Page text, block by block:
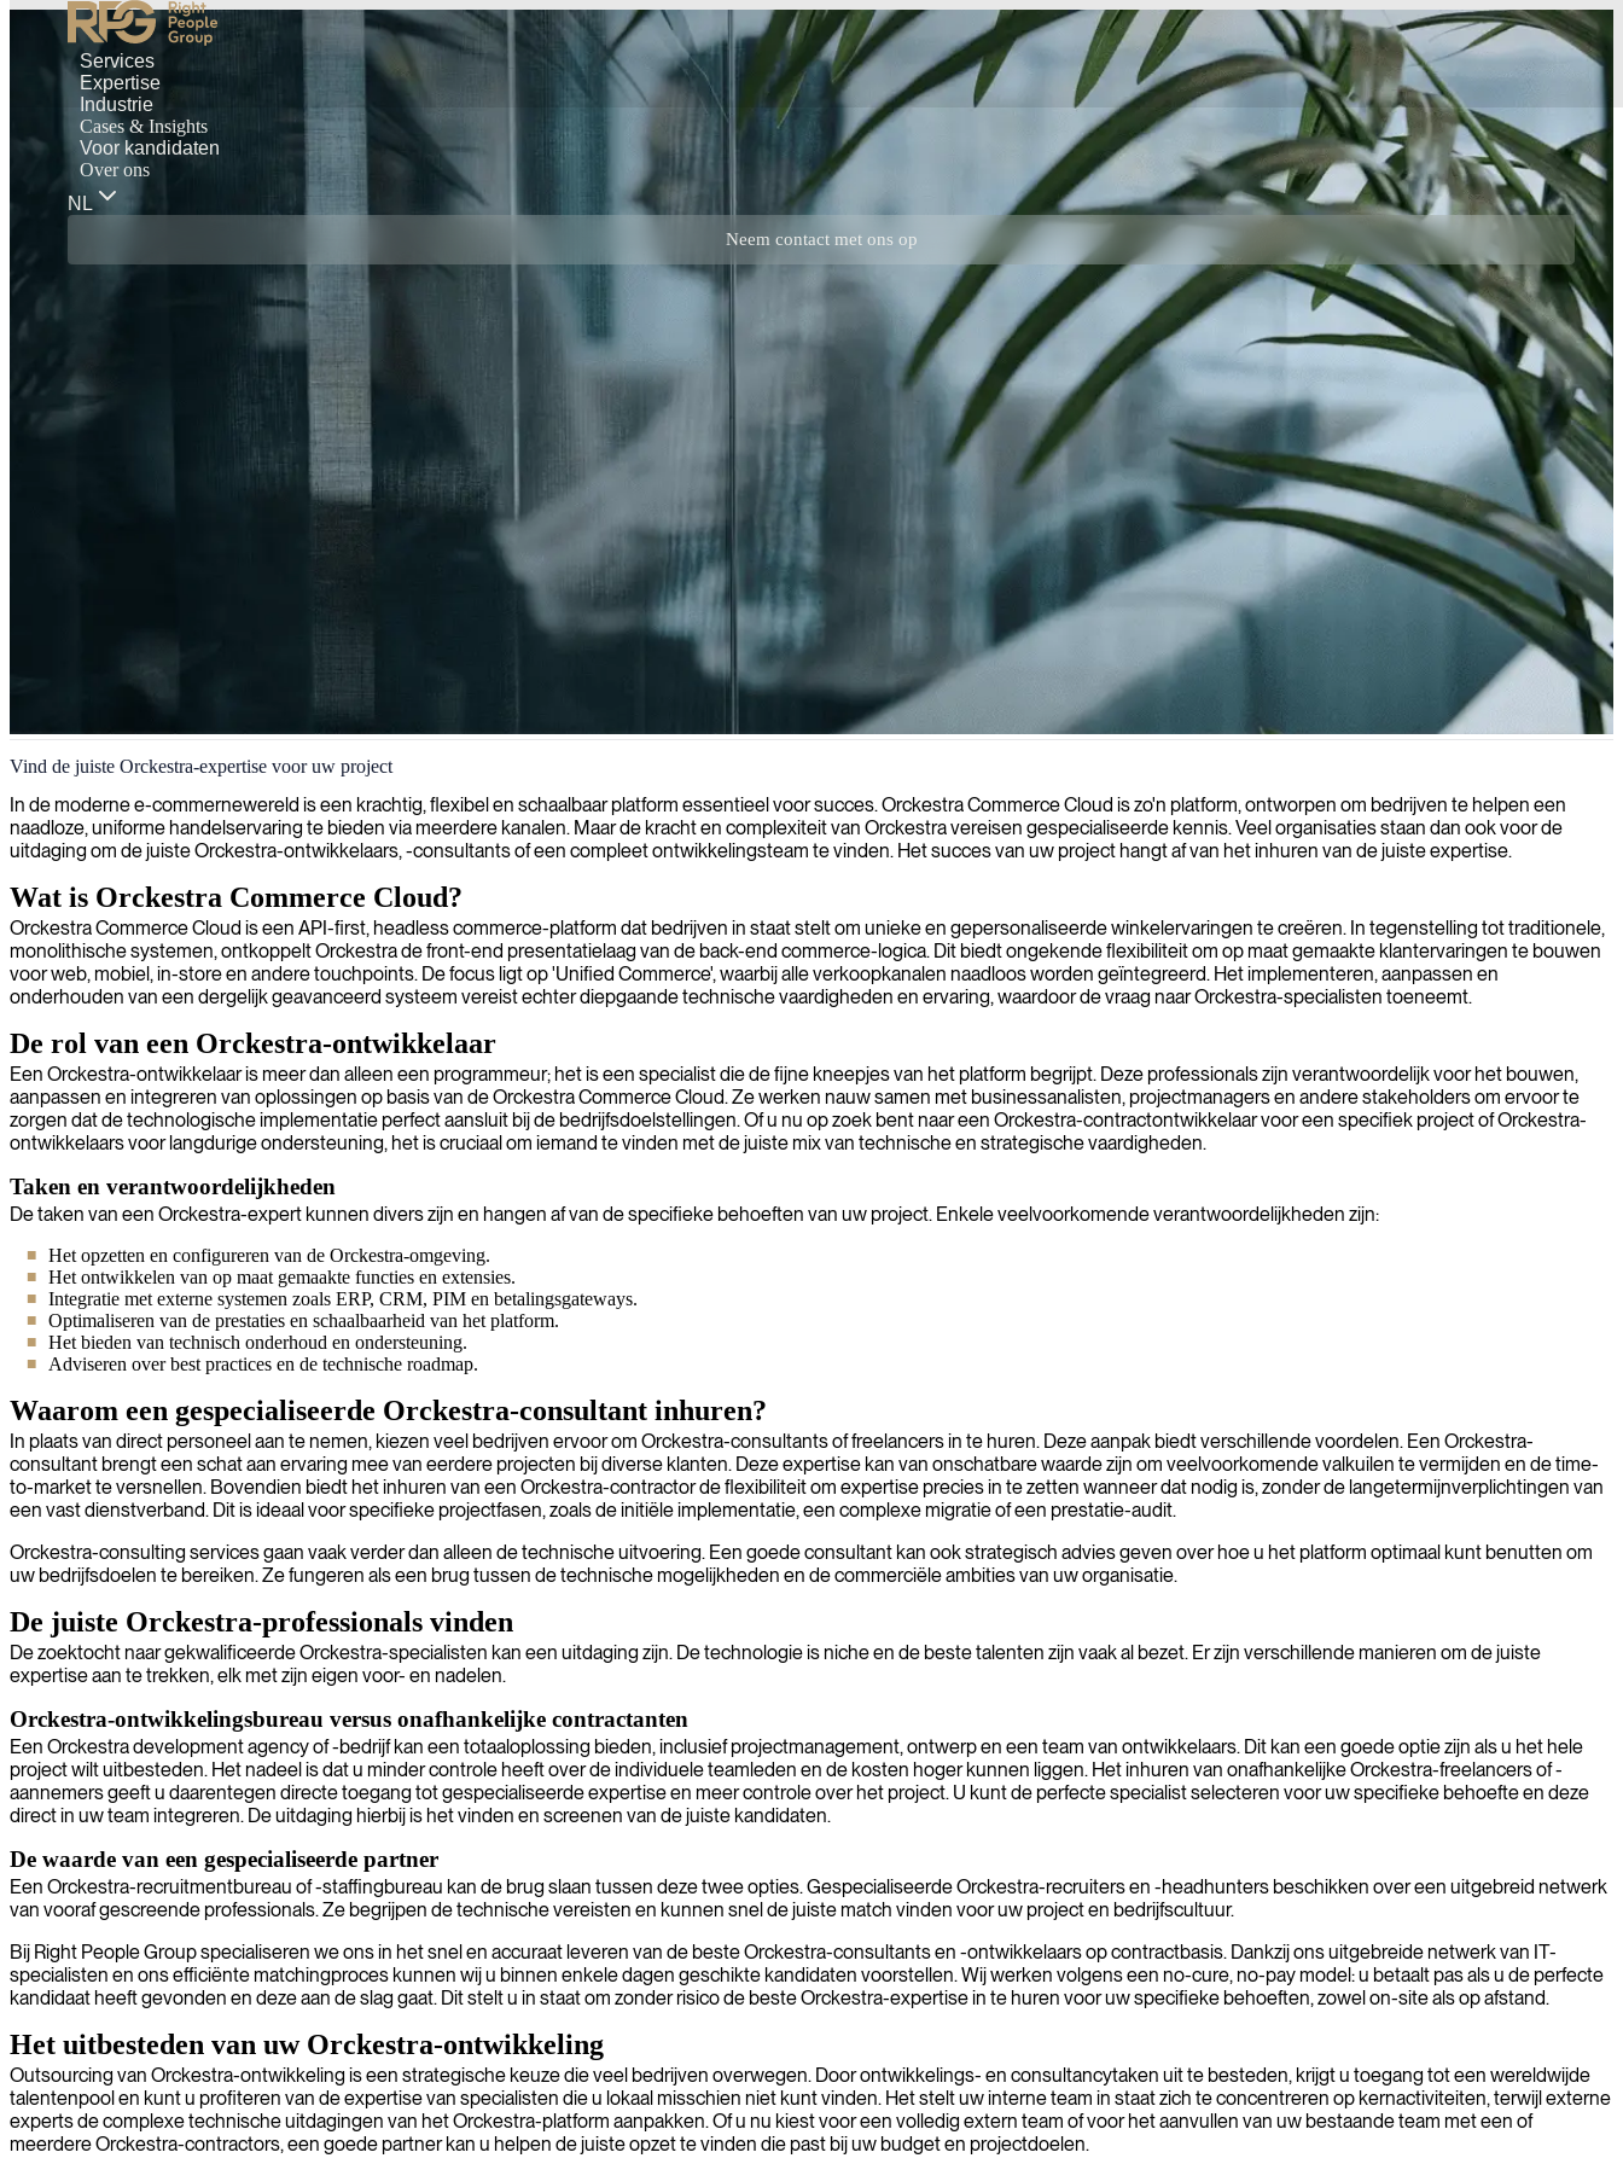
Services
Expertise
Industrie
Cases & Insights
Voor kandidaten
Over ons
NL
Neem contact met ons op
Orckestra eCommerce ontwikkeling
Wij leveren bekwame Orckestra-ontwikkelaars die uw eCommerce-platform kunnen versterken en u helpen om naadloze online winkelervaring te bieden.
Vind de juiste Orckestra-expertise voor uw project
In de moderne e-commernewereld is een krachtig, flexibel en schaalbaar platform essentieel voor succes. Orckestra Commerce Cloud is zo'n platform, ontworpen om bedrijven te helpen een
naadloze, uniforme handelservaring te bieden via meerdere kanalen. Maar de kracht en complexiteit van Orckestra vereisen gespecialiseerde kennis. Veel organisaties staan dan ook voor de
uitdaging om de juiste Orckestra-ontwikkelaars, -consultants of een compleet ontwikkelingsteam te vinden. Het succes van uw project hangt af van het inhuren van de juiste expertise.
Wat is Orckestra Commerce Cloud?
Orckestra Commerce Cloud is een API-first, headless commerce-platform dat bedrijven in staat stelt om unieke en gepersonaliseerde winkelervaringen te creëren. In tegenstelling tot traditionele,
monolithische systemen, ontkoppelt Orckestra de front-end presentatielaag van de back-end commerce-logica. Dit biedt ongekende flexibiliteit om op maat gemaakte klantervaringen te bouwen
voor web, mobiel, in-store en andere touchpoints. De focus ligt op 'Unified Commerce', waarbij alle verkoopkanalen naadloos worden geïntegreerd. Het implementeren, aanpassen en
onderhouden van een dergelijk geavanceerd systeem vereist echter diepgaande technische vaardigheden en ervaring, waardoor de vraag naar Orckestra-specialisten toeneemt.
De rol van een Orckestra-ontwikkelaar
Een Orckestra-ontwikkelaar is meer dan alleen een programmeur; het is een specialist die de fijne kneepjes van het platform begrijpt. Deze professionals zijn verantwoordelijk voor het bouwen,
aanpassen en integreren van oplossingen op basis van de Orckestra Commerce Cloud. Ze werken nauw samen met businessanalisten, projectmanagers en andere stakeholders om ervoor te
zorgen dat de technologische implementatie perfect aansluit bij de bedrijfsdoelstellingen. Of u nu op zoek bent naar een Orckestra-contractontwikkelaar voor een specifiek project of Orckestra-
ontwikkelaars voor langdurige ondersteuning, het is cruciaal om iemand te vinden met de juiste mix van technische en strategische vaardigheden.
Taken en verantwoordelijkheden
De taken van een Orckestra-expert kunnen divers zijn en hangen af van de specifieke behoeften van uw project. Enkele veelvoorkomende verantwoordelijkheden zijn:
Het opzetten en configureren van de Orckestra-omgeving.
Het ontwikkelen van op maat gemaakte functies en extensies.
Integratie met externe systemen zoals ERP, CRM, PIM en betalingsgateways.
Optimaliseren van de prestaties en schaalbaarheid van het platform.
Het bieden van technisch onderhoud en ondersteuning.
Adviseren over best practices en de technische roadmap.
Waarom een gespecialiseerde Orckestra-consultant inhuren?
In plaats van direct personeel aan te nemen, kiezen veel bedrijven ervoor om Orckestra-consultants of freelancers in te huren. Deze aanpak biedt verschillende voordelen. Een Orckestra-
consultant brengt een schat aan ervaring mee van eerdere projecten bij diverse klanten. Deze expertise kan van onschatbare waarde zijn om veelvoorkomende valkuilen te vermijden en de time-
to-market te versnellen. Bovendien biedt het inhuren van een Orckestra-contractor de flexibiliteit om expertise precies in te zetten wanneer dat nodig is, zonder de langetermijnverplichtingen van
een vast dienstverband. Dit is ideaal voor specifieke projectfasen, zoals de initiële implementatie, een complexe migratie of een prestatie-audit.
Orckestra-consulting services gaan vaak verder dan alleen de technische uitvoering. Een goede consultant kan ook strategisch advies geven over hoe u het platform optimaal kunt benutten om
uw bedrijfsdoelen te bereiken. Ze fungeren als een brug tussen de technische mogelijkheden en de commerciële ambities van uw organisatie.
De juiste Orckestra-professionals vinden
De zoektocht naar gekwalificeerde Orckestra-specialisten kan een uitdaging zijn. De technologie is niche en de beste talenten zijn vaak al bezet. Er zijn verschillende manieren om de juiste
expertise aan te trekken, elk met zijn eigen voor- en nadelen.
Orckestra-ontwikkelingsbureau versus onafhankelijke contractanten
Een Orckestra development agency of -bedrijf kan een totaaloplossing bieden, inclusief projectmanagement, ontwerp en een team van ontwikkelaars. Dit kan een goede optie zijn als u het hele
project wilt uitbesteden. Het nadeel is dat u minder controle heeft over de individuele teamleden en de kosten hoger kunnen liggen. Het inhuren van onafhankelijke Orckestra-freelancers of -
aannemers geeft u daarentegen directe toegang tot gespecialiseerde expertise en meer controle over het project. U kunt de perfecte specialist selecteren voor uw specifieke behoefte en deze
direct in uw team integreren. De uitdaging hierbij is het vinden en screenen van de juiste kandidaten.
De waarde van een gespecialiseerde partner
Een Orckestra-recruitmentbureau of -staffingbureau kan de brug slaan tussen deze twee opties. Gespecialiseerde Orckestra-recruiters en -headhunters beschikken over een uitgebreid netwerk
van vooraf gescreende professionals. Ze begrijpen de technische vereisten en kunnen snel de juiste match vinden voor uw project en bedrijfscultuur.
Bij Right People Group specialiseren we ons in het snel en accuraat leveren van de beste Orckestra-consultants en -ontwikkelaars op contractbasis. Dankzij ons uitgebreide netwerk van IT-
specialisten en ons efficiënte matchingproces kunnen wij u binnen enkele dagen geschikte kandidaten voorstellen. Wij werken volgens een no-cure, no-pay model: u betaalt pas als u de perfecte
kandidaat heeft gevonden en deze aan de slag gaat. Dit stelt u in staat om zonder risico de beste Orckestra-expertise in te huren voor uw specifieke behoeften, zowel on-site als op afstand.
Het uitbesteden van uw Orckestra-ontwikkeling
Outsourcing van Orckestra-ontwikkeling is een strategische keuze die veel bedrijven overwegen. Door ontwikkelings- en consultancytaken uit te besteden, krijgt u toegang tot een wereldwijde
talentenpool en kunt u profiteren van de expertise van specialisten die u lokaal misschien niet kunt vinden. Het stelt uw interne team in staat zich te concentreren op kernactiviteiten, terwijl externe
experts de complexe technische uitdagingen van het Orckestra-platform aanpakken. Of u nu kiest voor een volledig extern team of voor het aanvullen van uw bestaande team met een of
meerdere Orckestra-contractors, een goede partner kan u helpen de juiste opzet te vinden die past bij uw budget en projectdoelen.